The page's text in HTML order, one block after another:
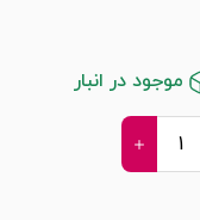
موجود در انبار